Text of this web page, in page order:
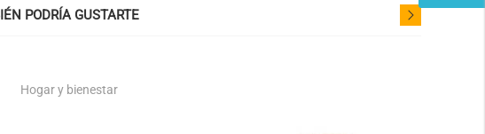
PODRÍA GUSTARTE
Hogar y bienestar